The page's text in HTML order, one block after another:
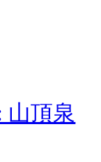
山頂泉